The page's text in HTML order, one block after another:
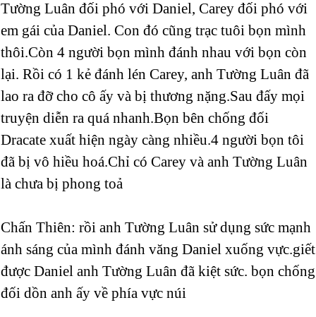
Tường Luân đối phó với Daniel, Carey đối phó với
em gái của Daniel. Con đó cũng trạc tuôi bọn mình
thôi.Còn 4 người bọn mình đánh nhau với bọn còn
lại. Rồi có 1 kẻ đánh lén Carey, anh Tường Luân đã
lao ra đỡ cho cô ấy và bị thương nặng.Sau đấy mọi
truyện diễn ra quá nhanh.Bọn bên chống đối
Dracate xuất hiện ngày càng nhiều.4 người bọn tôi
đã bị vô hiều hoá.Chỉ có Carey và anh Tường Luân
là chưa bị phong toả
Chấn Thiên: rồi anh Tường Luân sử dụng sức mạnh
ánh sáng của mình đánh văng Daniel xuống vực.giết
được Daniel anh Tường Luân đã kiệt sức. bọn chống
đối dồn anh ấy về phía vực núi